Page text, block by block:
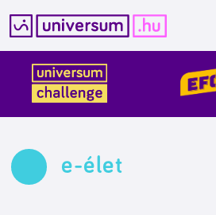
tartalomba
e-élet